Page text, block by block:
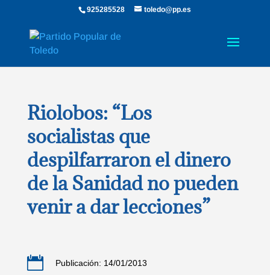
925285528 toledo@pp.es
Riolobos: “Los
socialistas que
despilfarraron el dinero
de la Sanidad no pueden
venir a dar lecciones”
 Publicación: 14/01/2013